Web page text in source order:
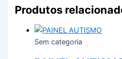
Produtos
Sem categoria